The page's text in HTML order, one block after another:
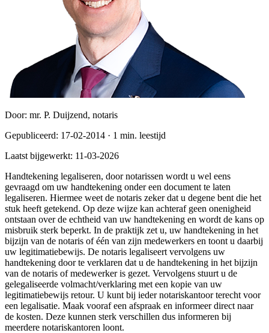
Door: mr. P. Duijzend, notaris
Gepubliceerd: 17-02-2014 · 1 min. leestijd
Laatst bijgewerkt: 11-03-2026
Handtekening legaliseren, door notarissen wordt u wel eens
gevraagd om uw handtekening onder een document te laten
legaliseren. Hiermee weet de notaris zeker dat u degene bent die het
stuk heeft getekend. Op deze wijze kan achteraf geen onenigheid
ontstaan over de echtheid van uw handtekening en wordt de kans op
misbruik sterk beperkt. In de praktijk zet u, uw handtekening in het
bijzijn van de notaris of één van zijn medewerkers en toont u daarbij
uw legitimatiebewijs. De notaris legaliseert vervolgens uw
handtekening door te verklaren dat u de handtekening in het bijzijn
van de notaris of medewerker is gezet. Vervolgens stuurt u de
gelegaliseerde volmacht/verklaring met een kopie van uw
legitimatiebewijs retour. U kunt bij ieder notariskantoor terecht voor
een legalisatie. Maak vooraf een afspraak en informeer direct naar
de kosten. Deze kunnen sterk verschillen dus informeren bij
meerdere notariskantoren loont.